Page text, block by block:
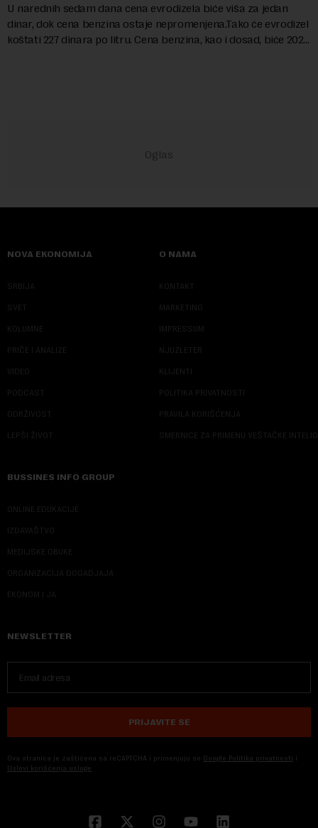
U narednih sedam dana cena evrodizela biće viša za jedan
dinar, dok cena benzina ostaje nepromenjena.Tako će evrodizel
koštati 227 dinara po litru. Cena benzina, kao i dosad, biće 202
NOVA EKONOMIJA
SRBIJA
SVET
KOLUMNE
PRIČE I ANALIZE
VIDEO
PODCAST
ODRŽIVOST
LEPŠI ŽIVOT
O NAMA
KONTAKT
MARKETING
IMPRESSUM
NJUZLETER
KLIJENTI
POLITIKA PRIVATNOSTI
PRAVILA KORIŠĆENJA
SMERNICE ZA PRIMENU VEŠTAČKE
BUSSINES INFO GROUP
ONLINE EDUKACIJE
IZDAVAŠTVO
MEDIJSKE OBUKE
ORGANIZACIJA DOGADJAJA
EKONOM I JA
NEWSLETTER
PRIJAVITE SE
Ova stranica je zaštićena sa reCAPTCHA i primenjuju se Google Politika privatnosti i
Uslovi korišćenja usluge